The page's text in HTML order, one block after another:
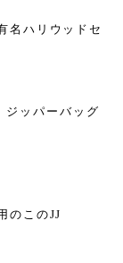
名ハリウッドセ
ッパーバッグ
のこのJJ